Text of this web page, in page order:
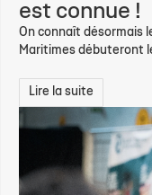
est connue !
On connaît désormais
Maritimes débuteront
Lire la suite